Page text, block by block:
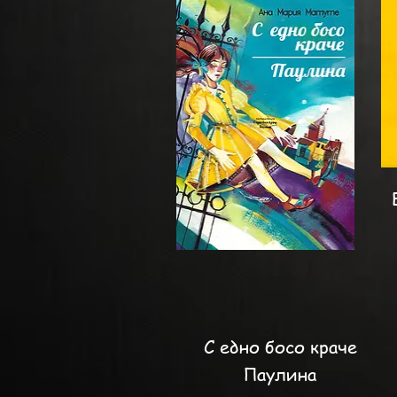
С едно босо краче
Паулина